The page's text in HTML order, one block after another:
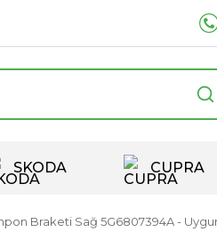
SKODA CUPRA
Braketi Sağ 5G6807394A -